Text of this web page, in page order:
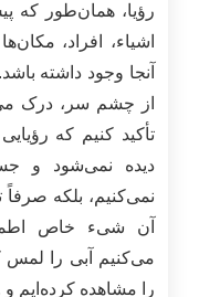
رؤیا، همان‌طور که
اشیاء، افراد،
آنجا وجود داشته
از چشم سر، درک
تأکید کنیم که
دیده نمی‌شود و
نمی‌کنیم، بلکه
آن شیء خاص
می‌کنیم آبی را لمس
را مشاهده کرده‌ایم و